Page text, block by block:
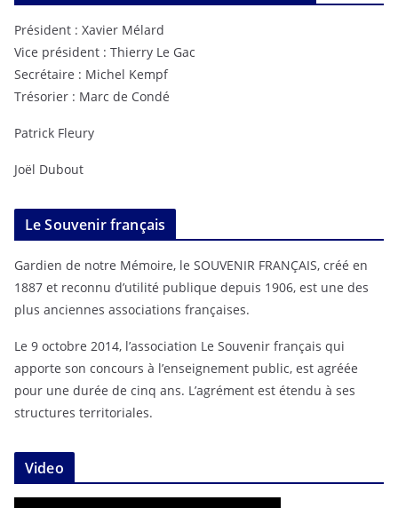
Président : Xavier Mélard
Vice président : Thierry Le Gac
Secrétaire : Michel Kempf
Trésorier : Marc de Condé
Patrick Fleury
Joël Dubout
Le Souvenir français
Gardien de notre Mémoire, le SOUVENIR FRANÇAIS, créé en
1887 et reconnu d’utilité publique depuis 1906, est une des
plus anciennes associations françaises.
Le 9 octobre 2014, l’association Le Souvenir français qui
apporte son concours à l’enseignement public, est agréée
pour une durée de cinq ans. L’agrément est étendu à ses
structures territoriales.
Video